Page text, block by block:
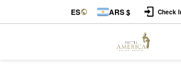
ES ARS $ Check